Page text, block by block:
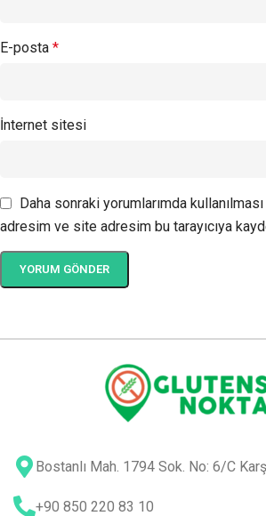
E-posta *
İnternet sitesi
Daha sonraki yorumlarımda
adresim ve site adresim bu tarayıcıya
Bostanlı Mah. 1794 Sok. No: 6/C
+90 850 220 83 10